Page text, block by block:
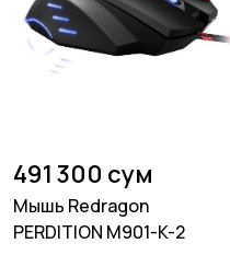
491 300 сум
Мышь Redragon
PERDITION M901-K-2